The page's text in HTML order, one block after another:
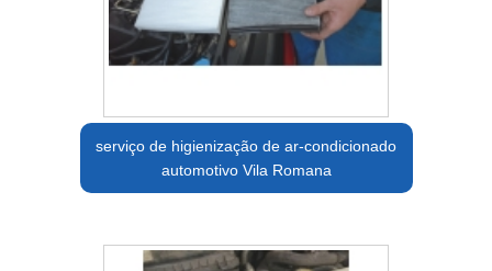
serviço de higienização de ar-condicionado
automotivo Vila Romana